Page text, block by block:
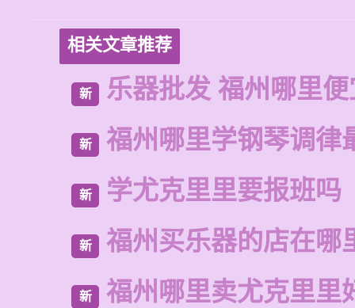
相关文章推荐
新 乐器批发 福州哪里
新 福州哪里学钢琴调律
新 学尤克里里要报班吗
新 福州买乐器的店在哪
新 福州哪里卖尤克里里